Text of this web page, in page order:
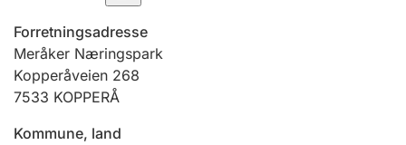
Tinglysing
Jeger
Betaling og jegeravgiftskort
Forretningsadresse
Meråker Næringspark
Kopperåveien 268
7533 KOPPERÅ
Kommune, land